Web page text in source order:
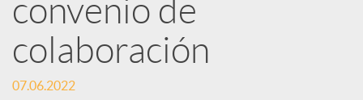
s
S
convenio de
colaboración
07.06.2022